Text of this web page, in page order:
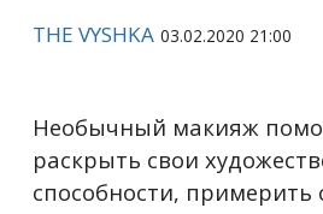
THE VYSHKA 03.02.2020 21:00
Необычный макияж
раскрыть свои
способности,